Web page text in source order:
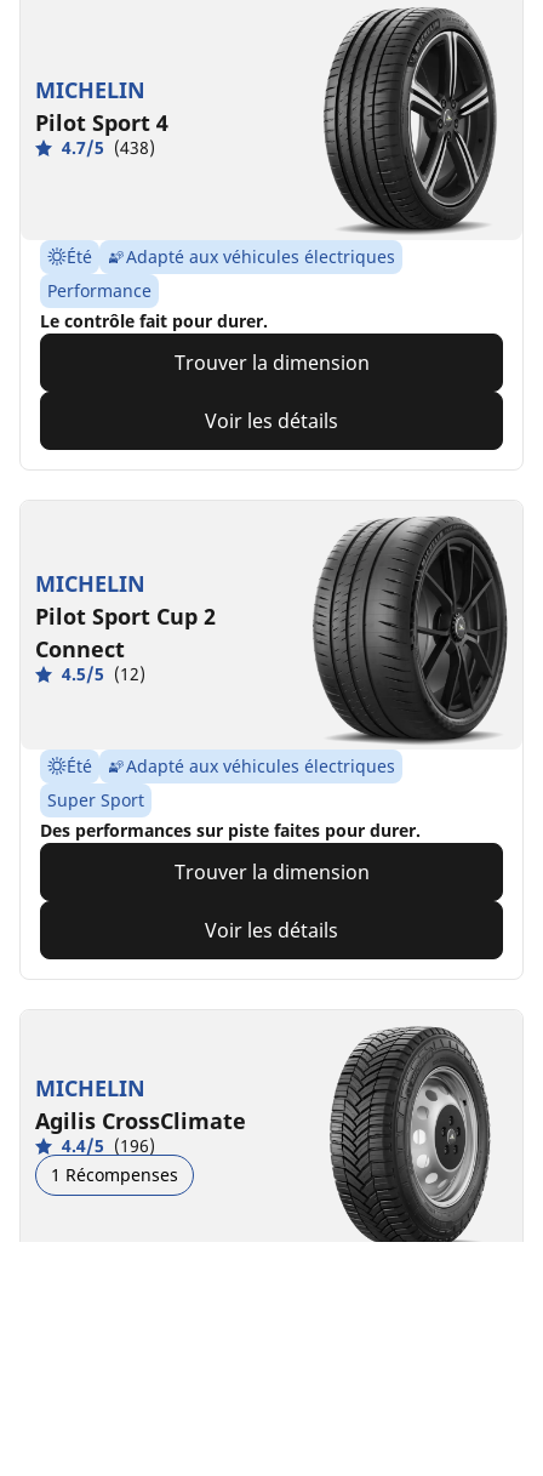
MICHELIN
Pilot Sport 4
4.7/5 (438)
Été
Adapté aux véhicules électriques
Performance
Le contrôle fait pour durer.
Trouver la dimension
Voir les détails
MICHELIN
Pilot Sport Cup 2
Connect
4.5/5 (12)
Été
Adapté aux véhicules électriques
Super Sport
Des performances sur piste faites pour durer.
Trouver la dimension
Voir les détails
MICHELIN
Agilis CrossClimate
4.4/5 (196)
1 Récompenses